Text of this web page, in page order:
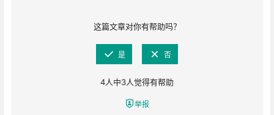
这篇文章对你有帮助吗？
是 否
4人中3人觉得有帮助
举报